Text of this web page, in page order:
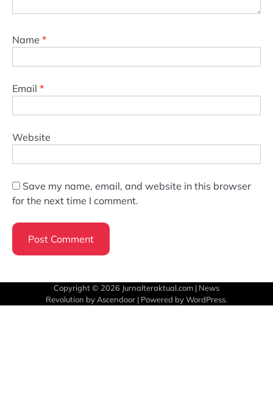
Name *
Email *
Website
Save my name, email, and website in this browser
for the next time I comment.
Copyright © 2026 Jurnalteraktual.com | News
Revolution byAscendoor | Powered byWordPress.